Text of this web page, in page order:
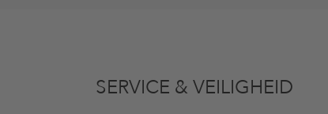
SERVICE & VEILIGHEID